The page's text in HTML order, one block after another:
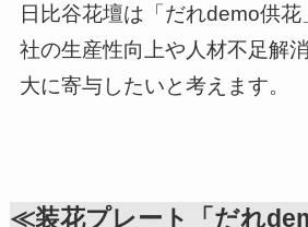
日比谷花壇は「だれdemo供
社の生産性向上や人材不足解
大に寄与したいと考えます。
≪装花プレート「だれ